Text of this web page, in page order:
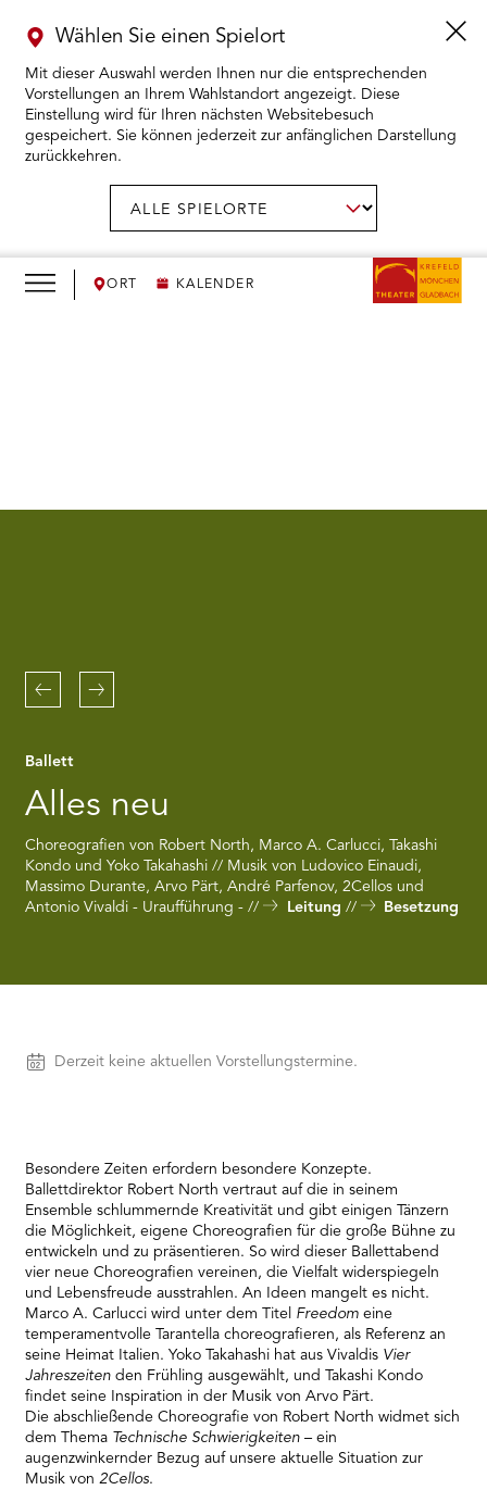
ORT KALENDER
Wählen Sie einen Spielort
Mit dieser Auswahl werden Ihnen nur die entsprechenden
Vorstellungen an Ihrem Wahlstandort angezeigt. Diese
Einstellung wird für Ihren nächsten Websitebesuch
gespeichert. Sie können jederzeit zur anfänglichen Darstellung
zurückkehren.
KARTENKAUF ÖFFNEN
WIR ÖFFNEN
Ballett
Alles neu
Choreografien von Robert North, Marco A. Carlucci, Takashi
Kondo und Yoko Takahashi // Musik von Ludovico Einaudi,
Massimo Durante, Arvo Pärt, André Parfenov, 2Cellos und
Antonio Vivaldi - Uraufführung -
Leitung Besetzung
to
load
trackers
that
are
disclosed
to
the
visitor.
the
site
add
this
content
to
the
list
of
technologies
used.
Powered
by
Usercentrics
Consent
Management
Platform
Zurück Weiter
Vorstellungen
Derzeit keine aktuellen Vorstellungstermine.
Besondere Zeiten erfordern besondere Konzepte.
Ballettdirektor Robert North vertraut auf die in seinem
Ensemble schlummernde Kreativität und gibt einigen Tänzern
die Möglichkeit, eigene Choreografien für die große Bühne zu
entwickeln und zu präsentieren. So wird dieser Ballettabend
vier neue Choreografien vereinen, die Vielfalt widerspiegeln
und Lebensfreude ausstrahlen. An Ideen mangelt es nicht.
Marco A. Carlucci wird unter dem Titel Freedomeine
temperamentvolle Tarantella choreografieren, als Referenz an
seine Heimat Italien. Yoko Takahashi hat aus Vivaldis Vier
Jahreszeiten den Frühling ausgewählt, und Takashi Kondo
findet seine Inspiration in der Musik von Arvo Pärt.
Die abschließende Choreografie von Robert North widmet sich
dem Thema Technische Schwierigkeiten – ein
augenzwinkernder Bezug auf unsere aktuelle Situation zur
Musik von2Cellos.